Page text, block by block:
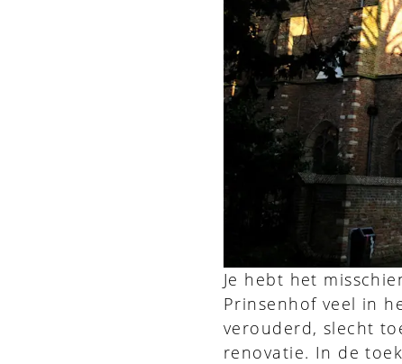
Je hebt het
Prinsenhof veel in
verouderd, slecht
renovatie. In de